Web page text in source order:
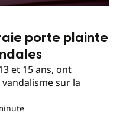
porte plainte
et 15 ans, ont
sur la